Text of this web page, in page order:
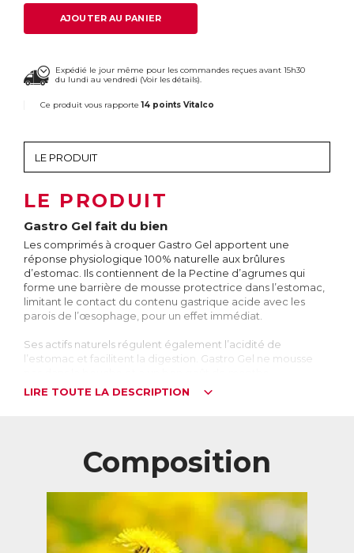
AJOUTER AU PANIER
Expédié le jour même pour les commandes reçues avant 15h30
du lundi au vendredi (Voir les détails).
Ce produit vous rapporte14 points Vitalco
LE PRODUIT
Gastro Gel fait du bien
Les comprimés à croquer Gastro Gel apportent une
réponse physiologique 100% naturelle aux brûlures
d’estomac. Ils contiennent de la Pectine d’agrumes qui
forme une barrière de mousse protectrice dans l’estomac,
limitant le contact du contenu gastrique acide avec les
parois de l’œsophage, pour un effet immédiat.
Ses actifs naturels régulent également l’acidité de
l’estomac et facilitent la digestion. Gastro Gel ne mousse
caractérisent par la remontée d’une partie du contenu de
l’estomac dans l’œsophage. Or l’estomac produit des
substances très acides, les sucs gastriques, qui aident à la
digestion et détruisent les bactéries qui peuvent se trouver
dans les aliments. La paroi de l’œsophage n’étant pas
conçue pour résister à une telle acidité, cela provoque des
LIRE TOUTE LA DESCRIPTION
Composition